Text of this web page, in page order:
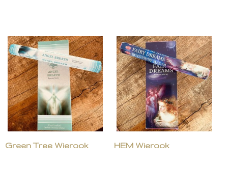
Green Tree Wierook HEM Wierook